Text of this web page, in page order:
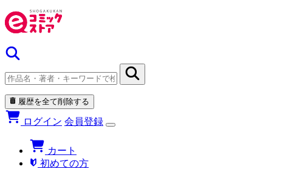
履歴を全て削除する
ログイン 会員登録
カート
初めての方